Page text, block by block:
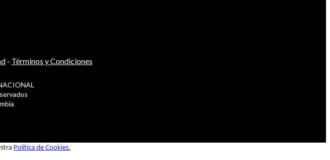
- Términos y Condiciones
Política de Cookies.